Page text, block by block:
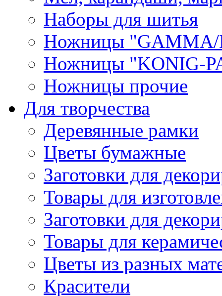
Наборы для шитья
Ножницы "GAMMA/
Ножницы "KONIG-
Ножницы прочие
Для творчества
Деревянные рамки
Цветы бумажные
Заготовки для
Товары для
Заготовки для
Товары для
Цветы из разных
Красители